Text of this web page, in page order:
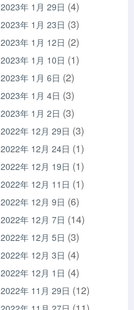
2023年 1月 29日 (4)
2023年 1月 23日 (3)
2023年 1月 12日 (2)
2023年 1月 10日 (1)
2023年 1月 6日 (2)
2023年 1月 4日 (3)
2023年 1月 2日 (3)
2022年 12月 29日 (3)
2022年 12月 24日 (1)
2022年 12月 19日 (1)
2022年 12月 11日 (1)
2022年 12月 9日 (6)
2022年 12月 7日 (14)
2022年 12月 5日 (3)
2022年 12月 3日 (4)
2022年 12月 1日 (4)
2022年 11月 29日 (12)